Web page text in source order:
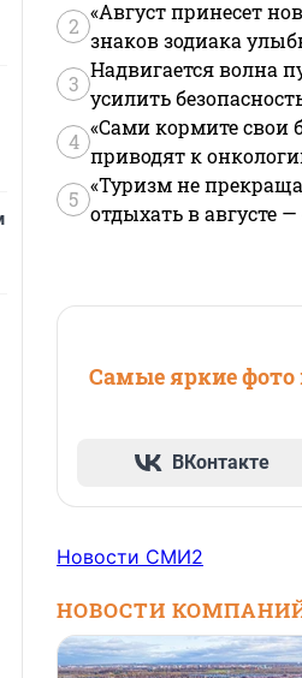
2
«Август принесет
знаков зодиака
3
Надвигается волна
усилить
4
«Сами кормите свои
приводят к
5
«Туризм не
отдыхать в августе —
Самые яркие фото
ВКонтакте
Новости СМИ2
НОВОСТИ